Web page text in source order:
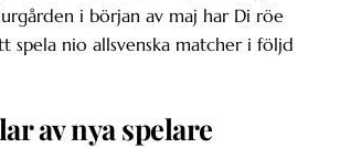
i början av maj har Di röe
spela nio allsvenska matcher i följd
av nya spelare